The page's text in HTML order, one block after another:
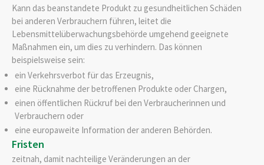
Kann das beanstandete Produkt zu gesundheitlichen Schäden
bei anderen Verbrauchern führen, leitet die
Lebensmittelüberwachungsbehörde umgehend geeignete
Maßnahmen ein, um dies zu verhindern. Das können
beispielsweise sein:
ein Verkehrsverbot für das Erzeugnis,
eine Rücknahme der betroffenen Produkte oder Chargen,
einen öffentlichen Rückruf bei den Verbraucherinnen und
Verbrauchern oder
eine europaweite Information der anderen Behörden.
Fristen
zeitnah, damit nachteilige Veränderungen an der